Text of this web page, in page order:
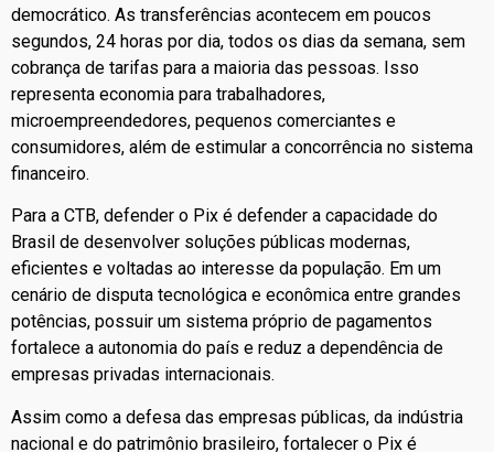
democrático. As transferências acontecem em poucos
segundos, 24 horas por dia, todos os dias da semana, sem
cobrança de tarifas para a maioria das pessoas. Isso
representa economia para trabalhadores,
microempreendedores, pequenos comerciantes e
consumidores, além de estimular a concorrência no sistema
financeiro.
Para a CTB, defender o Pix é defender a capacidade do
Brasil de desenvolver soluções públicas modernas,
eficientes e voltadas ao interesse da população. Em um
cenário de disputa tecnológica e econômica entre grandes
potências, possuir um sistema próprio de pagamentos
fortalece a autonomia do país e reduz a dependência de
empresas privadas internacionais.
Assim como a defesa das empresas públicas, da indústria
nacional e do patrimônio brasileiro, fortalecer o Pix é